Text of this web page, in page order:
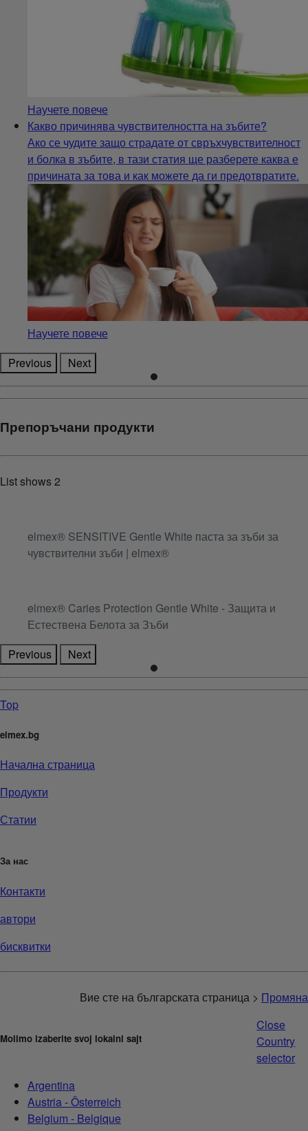
Научете повече
Какво причинява чувствителността на зъбите?
Ако се чудите защо страдате от свръхчувствителност
и болка в зъбите, в тази статия ще разберете каква е
причината за това и как можете да ги предотвратите.
Научете повече
Previous
Next
Препоръчани продукти
List shows2
elmex® SENSITIVE Gentle White паста за зъби за
чувствителни зъби | elmex®
elmex® Caries Protection Gentle White - Защита и
Естествена Белота за Зъби
Previous
Next
Top
elmex.bg
Начална страница
Продукти
Статии
За нас
Контакти
автори
бисквитки
Вие сте на българската страница > Промяна
Molimo izaberite svoj lokalni sajt
Close
Country
selector
Argentina
Austria - Österreich
Belgium - Belgique